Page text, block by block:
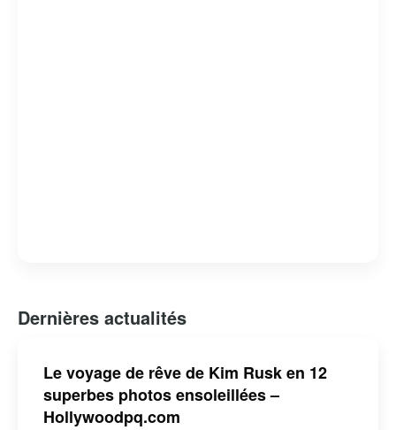
Dernières actualités
Le voyage de rêve de Kim Rusk en 12
superbes photos ensoleillées –
Hollywoodpq.com